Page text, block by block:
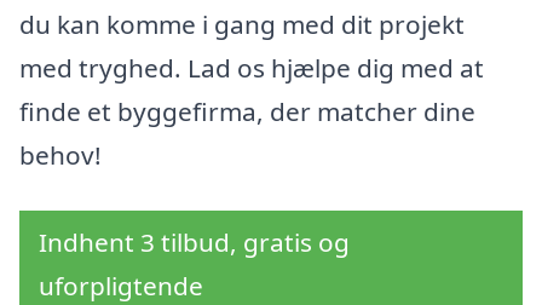
du kan komme i gang med dit projekt
med tryghed. Lad os hjælpe dig med at
finde et byggefirma, der matcher dine
behov!
Indhent 3 tilbud, gratis og
uforpligtende